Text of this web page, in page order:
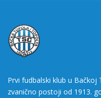
Prvi fudbalski klub u
zvanično postoji od 1913.